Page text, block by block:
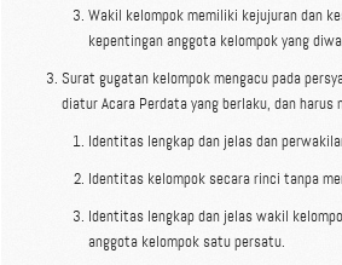
Wakil kelompok memiliki kejujuran dan
kepentingan anggota kelompok yang
Surat gugatan kelompok mengacu pada
diatur Acara Perdata yang berlaku, dan harus
Identitas lengkap dan jelas dan
Identitas kelompok secara rinci tanpa
Identitas lengkap dan jelas wakil
anggota kelompok satu persatu.